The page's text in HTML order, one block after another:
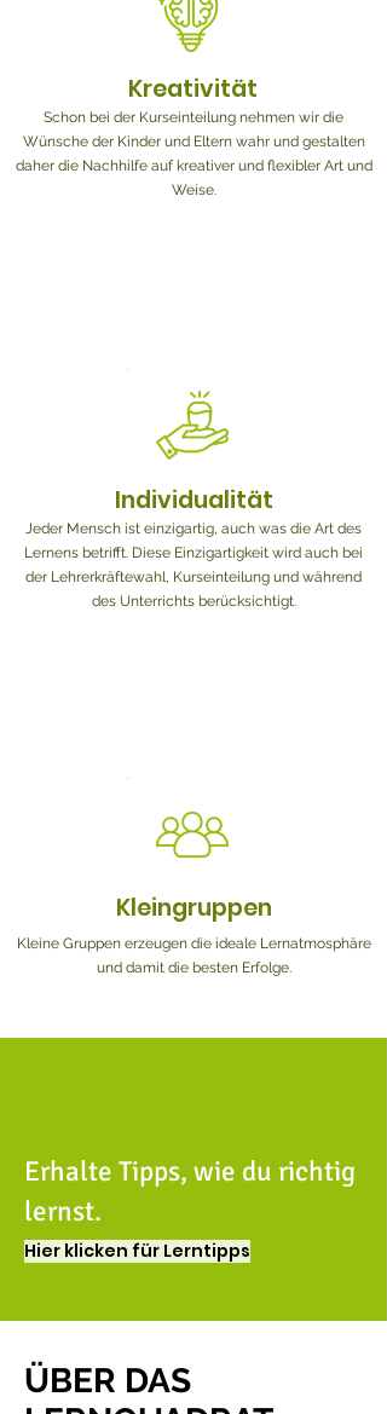
Kreativität
Schon bei der Kurseinteilung nehmen wir die
Wünsche der Kinder und Eltern wahr und gestalten
daher die Nachhilfe auf kreativer und flexibler Art und
Weise.
Individualität
Jeder Mensch ist einzigartig, auch was die Art des
Lernens betrifft. Diese Einzigartigkeit wird auch bei
der Lehrerkräftewahl, Kurseinteilung und während
des Unterrichts berücksichtigt.
Kleingruppen
Kleine Gruppen erzeugen die ideale Lernatmosphäre
und damit die besten Erfolge.
Erhalte Tipps, wie du richtig
lernst.
Hier klicken für Lerntipps
ÜBER DAS